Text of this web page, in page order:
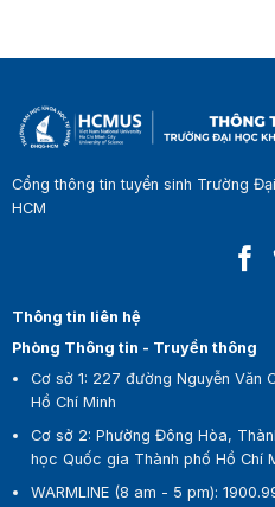
Cổng thông tin tuyển sinh Trường
HCM
Thông tin liên hệ
Phòng Thông tin - Truyền thông
Cơ sở 1: 227 đường Nguyễn Văn
Hồ Chí Minh
Cơ sở 2: Phường Đông Hòa,
học Quốc gia Thành phố Hồ Chí
WARMLINE (8 am - 5 pm):